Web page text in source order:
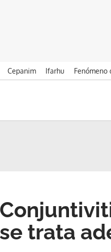
Cepanim Ifarhu Fenómeno
se trata